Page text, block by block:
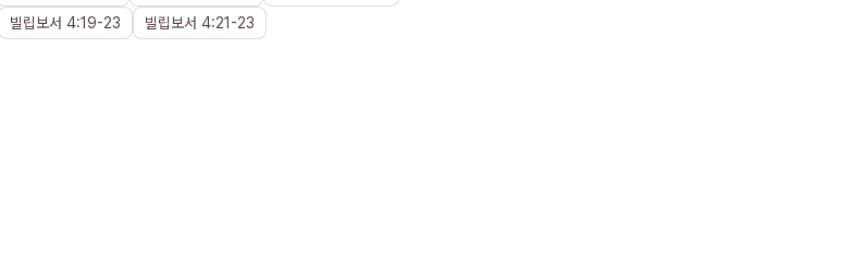
빌립보서 4:19-23 빌립보서 4:21 -23